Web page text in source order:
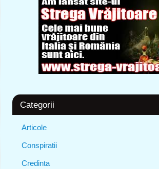
Categorii
Articole
Conspiratii
Credinta